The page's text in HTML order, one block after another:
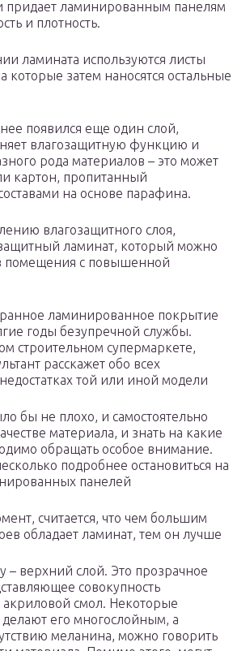
придает ламинированным панелям
и плотность.
ламината используются листы
затем наносятся остальные
появился еще один слой,
влагозащитную функцию и
рода материалов – это может
картон, пропитанный
на основе парафина.
влагозащитного слоя,
ламинат, который можно
помещения с повышенной
ламинированное покрытие
годы безупречной службы.
строительном супермаркете,
расскажет обо всех
той или иной модели
бы не плохо, и самостоятельно
материала, и знать на какие
обращать особое внимание.
подробнее остановиться на
панелей
считается, что чем большим
обладает ламинат, тем он лучше
– верхний слой. Это прозрачное
совокупность
смол. Некоторые
его многослойным, а
меланина, можно говорить